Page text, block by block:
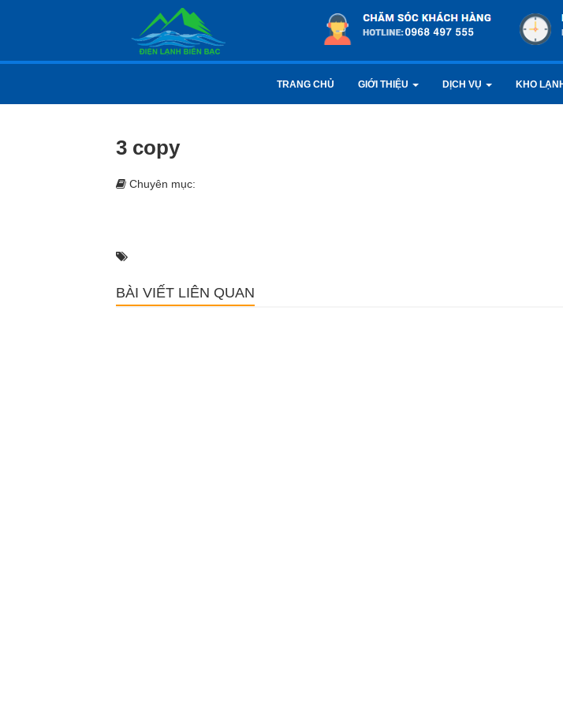
TRANG CHỦ GIỚI THIỆU DỊCH VỤ KHO
3 copy
Chuyên mục:
BÀI VIẾT LIÊN QUAN